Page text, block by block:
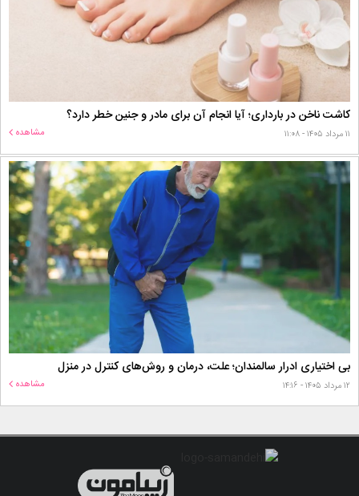
کاشت ناخن در بارداری؛ آیا انجام آن برای مادر و جنین خطر دارد؟
۱۱ مرداد ۱۴۰۵ - ۱۱:۰۸ مشاهده
بی اختیاری ادرار سالمندان؛ علت، درمان و روش‌های کنترل در منزل
۱۲ مرداد ۱۴۰۵ - ۱۴:۱۶ مشاهده